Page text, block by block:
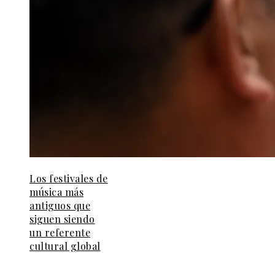
Los festivales de
música más
antiguos que
siguen siendo
un referente
cultural global